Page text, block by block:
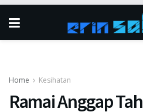
Home Kesihatan
Ramai Anggap